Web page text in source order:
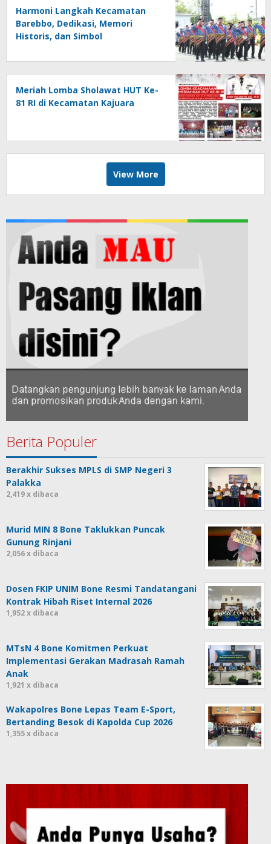
Harmoni Langkah Kecamatan
Barebbo, Dedikasi, Memori
Historis, dan Simbol
Meriah Lomba Sholawat HUT Ke-
81 RI di Kecamatan Kajuara
View More
Berita Populer
Berakhir Sukses MPLS di SMP Negeri 3
Palakka
2,419 x dibaca
Murid MIN 8 Bone Taklukkan Puncak
Gunung Rinjani
2,056 x dibaca
Dosen FKIP UNIM Bone Resmi Tandatangani
Kontrak Hibah Riset Internal 2026
1,952 x dibaca
MTsN 4 Bone Komitmen Perkuat
Implementasi Gerakan Madrasah Ramah
Anak
1,921 x dibaca
Wakapolres Bone Lepas Team E-Sport,
Bertanding Besok di Kapolda Cup 2026
1,355 x dibaca